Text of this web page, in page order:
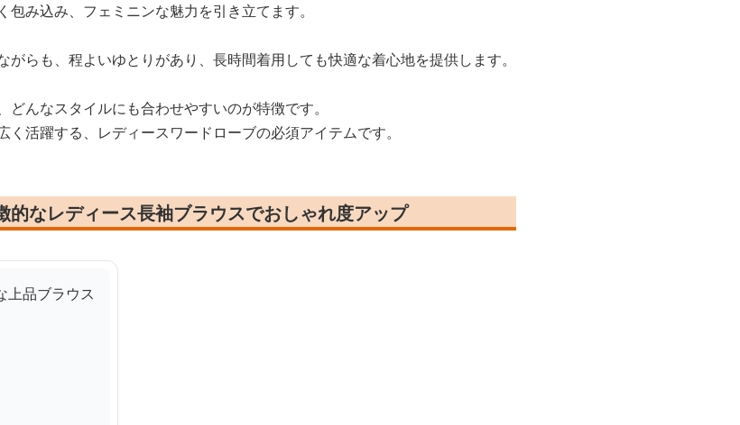
み込み、フェミニンな魅力を引き立てます。
らも、程よいゆとりがあり、長時間着用しても快適な着心地を提供します。
んなスタイルにも合わせやすいのが特徴です。
活躍する、レディースワードローブの必須アイテムです。
的なレディース長袖ブラウスでおしゃれ度アップ